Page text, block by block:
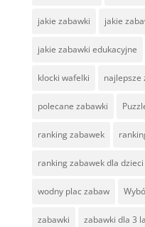
jakie zabawki jakie
jakie zabawki edukacyjne
klocki wafelki najlepsze
polecane zabawki
ranking zabawek
ranking zabawek dla dzieci
wodny plac zabaw
zabawki zabawki dla 3